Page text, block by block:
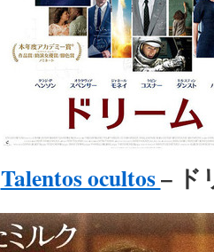
Talentos ocultos– ド